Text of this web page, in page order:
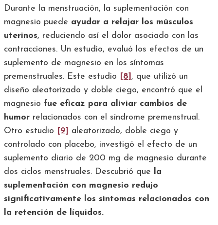
Durante la menstruación, la suplementación con
magnesio puede ayudar a relajar los músculos
uterinos, reduciendo así el dolor asociado con las
contracciones. Un estudio, evaluó los efectos de un
suplemento de magnesio en los síntomas
premenstruales. Este estudio [8] , que utilizó un
diseño aleatorizado y doble ciego, encontró que el
magnesio fue eficaz para aliviar cambios de
humor relacionados con el síndrome premenstrual.
Otro estudio [9] aleatorizado, doble ciego y
controlado con placebo, investigó el efecto de un
suplemento diario de 200 mg de magnesio durante
dos ciclos menstruales. Descubrió que la
suplementación con magnesio redujo
significativamente los síntomas relacionados con
la retención de líquidos.